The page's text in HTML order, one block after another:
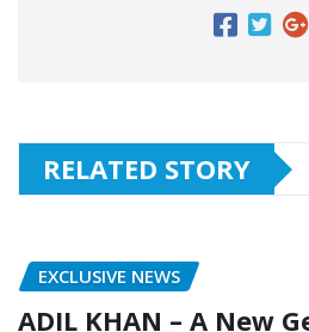
RELATED STORY
EXCLUSIVE NEWS
ADIL KHAN – A New